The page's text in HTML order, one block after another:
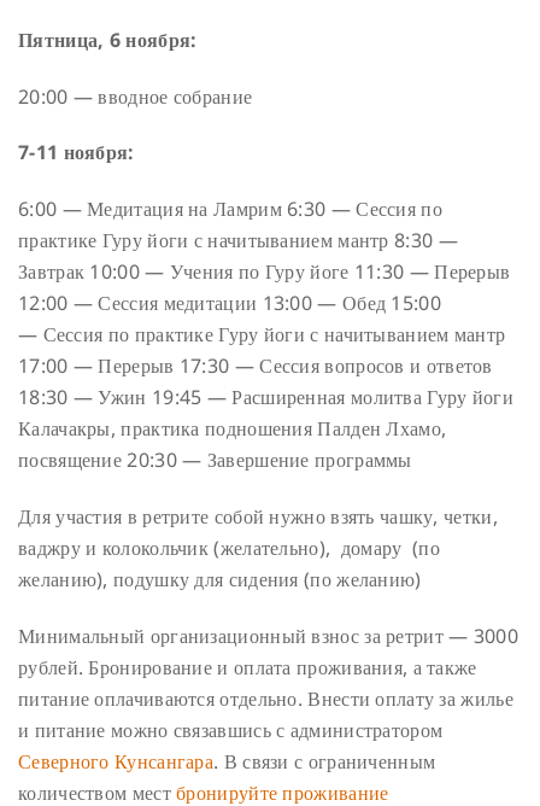
Пятница, 6 ноября:
20:00 — вводное собрание
7-11 ноября:
6:00 — Медитация на Ламрим6:30 — Сессия по
практике Гуру йоги с начитыванием мантр 8:30 —
Завтрак 10:00 — Учения по Гуру йоге 11:30 — Перерыв
12:00 — Сессия медитации 13:00 — Обед 15:00
— Сессия по практике Гуру йоги с начитыванием мантр
17:00 — Перерыв 17:30 — Сессия вопросов и ответов
18:30 — Ужин 19:45 — Расширенная молитва Гуру йоги
Калачакры, практика подношения Палден Лхамо,
посвящение20:30 — Завершение программы
Для участия в ретрите собой нужно взять чашку, четки,
ваджру и колокольчик (желательно), домару (по
желанию), подушку для сидения (по желанию)
Минимальный организационный взнос за ретрит — 3000
рублей. Бронирование и оплата проживания, а также
питание оплачиваются отдельно. Внести оплату за жилье
и питание можно связавшись с администратором
Северного Кунсангара. В связи с ограниченным
количеством местбронируйте проживание